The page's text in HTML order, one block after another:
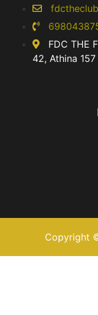
FDC THE
42, Athina 157
Copyright